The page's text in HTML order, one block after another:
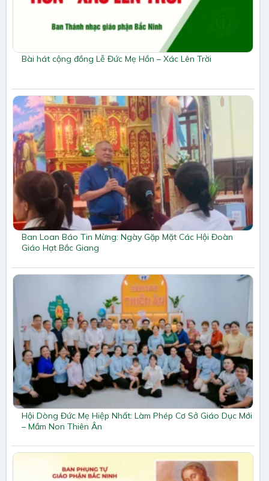
Bài hát cộng đồng Lễ Đức Mẹ Hồn – Xác Lên Trời
Ban Loan Báo Tin Mừng: Ngày Gặp Mặt Các Hội Đoàn
Giáo Hạt Bắc Giang
Hội Dòng Đức Mẹ Hiệp Nhất: Làm Phép Cơ Sở Giáo Dục Mới
– Mầm Non Thiên Ân